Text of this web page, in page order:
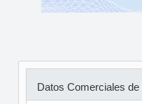
Datos Comerciales de